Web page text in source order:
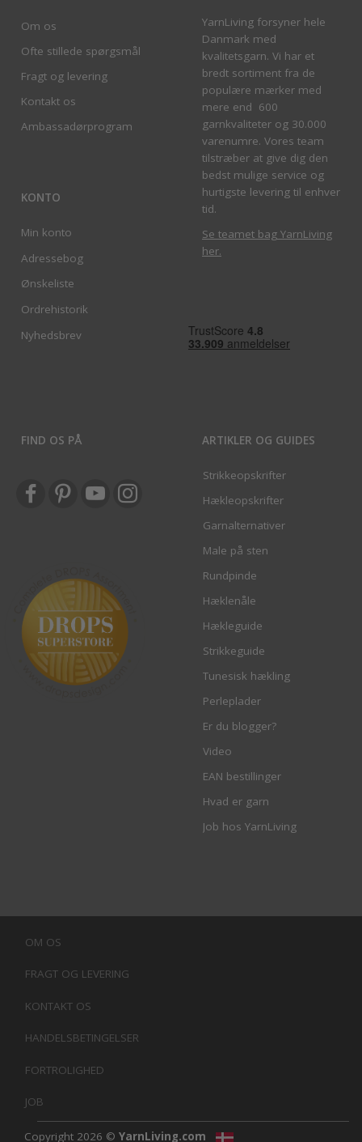
Om os
Ofte stillede spørgsmål
Fragt og levering
Kontakt os
Ambassadørprogram
KONTO
Min konto
Adressebog
Ønskeliste
Ordrehistorik
Nyhedsbrev
YarnLiving forsyner hele
Danmark med
kvalitetsgarn. Vi har et
bredt sortiment fra de
populære mærker med
mere end 600
garnkvaliteter og 30.000
varenumre. Vores team
tilstræber at give dig den
bedst mulige service og
hurtigste levering til enhver
tid.
Se teamet bag YarnLiving
her.
FIND OS PÅ ARTIKLER OG GUIDES
Strikkeopskrifter
Hækleopskrifter
Garnalternativer
Male på sten
Rundpinde
Hæklenåle
Hækleguide
Strikkeguide
Tunesisk hækling
Perleplader
Er du blogger?
Video
EAN bestillinger
Hvad er garn
Job hos YarnLiving
OM OS
FRAGT OG LEVERING
KONTAKT OS
HANDELSBETINGELSER
FORTROLIGHED
JOB
Copyright 2026 © YarnLiving.com